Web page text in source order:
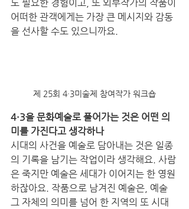
도 필요한 경험이고, 또 외부작가의 작품이
어떠한 관객에게는 가장 큰 메시지와 감동
을 선사할 수도 있으니까요.
제 25회 4·3미술제 참여작가 워크숍
4·3을 문화예술로 풀어가는 것은 어떤 의
미를 가진다고 생각하나
시대의 사건을 예술로 담아내는 것은 일종
의 기록을 남기는 작업이라 생각해요. 사람
은 죽지만 예술은 세대가 이어지는 한 영원
하잖아요. 작품으로 남겨진 예술은, 예술
그 자체의 의미를 넘어 한 지역의 또 시대